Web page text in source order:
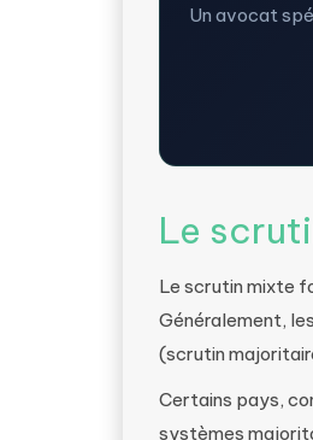
Un avocat
Le
Le scrutin mixte
Généralement,
(scrutin
Certains pays,
systèmes